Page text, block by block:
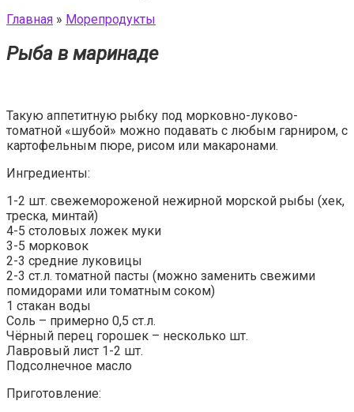
Главная » Морепродукты
Рыба в маринаде
Такую аппетитную рыбку под морковно-луково-
томатной «шубой» можно подавать с любым гарниром, с
картофельным пюре, рисом или макаронами.
Ингредиенты:
1-2 шт. свежемороженой нежирной морской рыбы (хек,
треска, минтай)
4-5 столовых ложек муки
3-5 морковок
2-3 средние луковицы
2-3 ст.л. томатной пасты (можно заменить свежими
помидорами или томатным соком)
1 стакан воды
Соль – примерно 0,5 ст.л.
Чёрный перец горошек – несколько шт.
Лавровый лист 1-2 шт.
Подсолнечное масло
Приготовление: